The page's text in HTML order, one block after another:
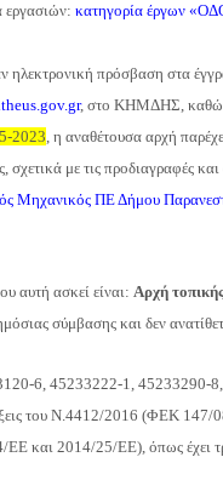
εργασιών:κατηγορία έργων«
ηλεκτρονική πρόσβαση στα
, στο ΚΗΜΔΗΣ, καθώς
2023, η αναθέτουσα αρχή
με τις προδιαγραφές
Μηχανικός ΠΕ Δήμου
αυτή ασκεί είναι:Αρχή
σύμβασης και δεν
6, 45233222-1, 45233290-
του Ν.4412/2016 (ΦΕΚ
και 2014/25/ΕΕ), όπως έχει